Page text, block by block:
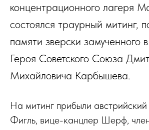
концентрационного лагеря
состоялся траурный митинг,
памяти зверски замученного
Героя Советского Союза
Михайловича Карбышева.
На митинг прибыли
Фигль, вице-канцлер Шерф,